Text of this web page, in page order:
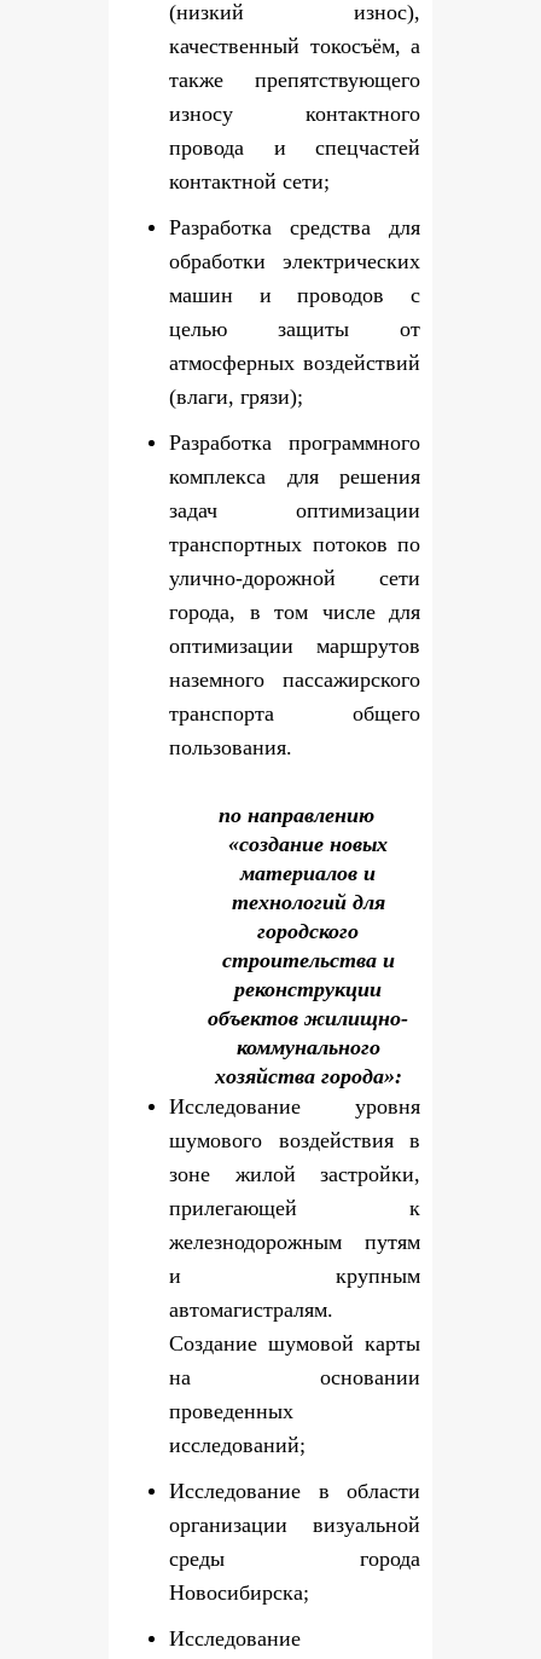
(низкий износ),
качественный токосъём, а
также препятствующего
износу контактного
провода и спецчастей
контактной сети;
Разработка средства для
обработки электрических
машин и проводов с
целью защиты от
атмосферных воздействий
(влаги, грязи);
Разработка программного
комплекса для решения
задач оптимизации
транспортных потоков по
улично-дорожной сети
города, в том числе для
оптимизации маршрутов
наземного пассажирского
транспорта общего
пользования.
по направлению
«создание новых
материалов и
технологий для
городского
строительства и
реконструкции
объектов жилищно-
коммунального
хозяйства города»:
Исследование уровня
шумового воздействия в
зоне жилой застройки,
прилегающей к
железнодорожным путям
и крупным
автомагистралям.
Создание шумовой карты
на основании
проведенных
исследований;
Исследование в области
организации визуальной
среды города
Новосибирска;
Исследование